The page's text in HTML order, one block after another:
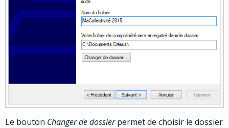
Le bouton Changer de dossierpermet de choisir le dossier